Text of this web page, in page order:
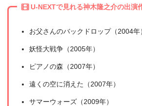
U-NEXTで見れる神木隆之介の出演
お父さんのバックドロップ（2004年
妖怪大戦争（2005年）
ピアノの森（2007年）
遠くの空に消えた（2007年）
サマーウォーズ（2009年）